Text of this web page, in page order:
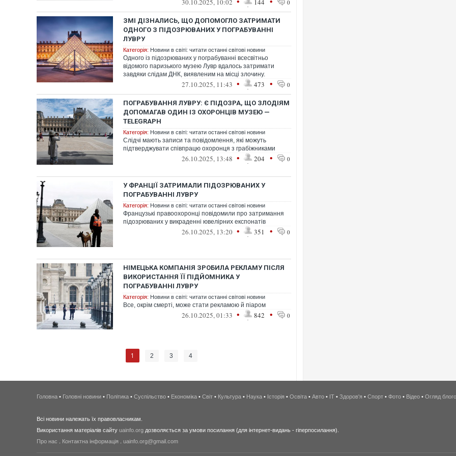
30.10.2025, 10:02 144 0
ЗМІ ДІЗНАЛИСЬ, ЩО ДОПОМОГЛО ЗАТРИМАТИ
ОДНОГО З ПІДОЗРЮВАНИХ У ПОГРАБУВАННІ
ЛУВРУ
Категорія: Новини в світі: читати останні світові новини
Одного із підозрюваних у пограбуванні всесвітньо
відомого паризького музею Лувр вдалось затримати
завдяки слідам ДНК, виявленим на місці злочину.
27.10.2025, 11:43 • 473 • 0
ПОГРАБУВАННЯ ЛУВРУ: Є ПІДОЗРА, ЩО ЗЛОДІЯМ
ДОПОМАГАВ ОДИН ІЗ ОХОРОНЦІВ МУЗЕЮ —
TELEGRAPH
Категорія: Новини в світі: читати останні світові новини
Слідчі мають записи та повідомлення, які можуть
підтверджувати співпрацю охоронця з грабіжниками
26.10.2025, 13:48 • 204 • 0
У ФРАНЦІЇ ЗАТРИМАЛИ ПІДОЗРЮВАНИХ У
ПОГРАБУВАННІ ЛУВРУ
Категорія: Новини в світі: читати останні світові новини
Французькі правоохоронці повідомили про затримання
підозрюваних у викраденні ювелірних експонатів
26.10.2025, 13:20 • 351 • 0
НІМЕЦЬКА КОМПАНІЯ ЗРОБИЛА РЕКЛАМУ ПІСЛЯ
ВИКОРИСТАННЯ ЇЇ ПІДЙОМНИКА У
ПОГРАБУВАННІ ЛУВРУ
Категорія: Новини в світі: читати останні світові новини
Все, окрім смерті, може стати рекламою й піаром
26.10.2025, 01:33 • 842 • 0
1 2 3 4
Головна • Головні новини • Політика • Суспільство • Економіка • Світ • Культура • Наука • Історія • Освіта • Авто • IT • Здоров'я • Спорт • Фото • Відео • Огляд
Всі новини належать їх правовласникам.
Використання матеріалів сайту uainfo.org дозволяється за умови посилання (для інтернет-видань - гіперпосилання).
Про нас
Контактна інформація uainfo.org@gmail.com